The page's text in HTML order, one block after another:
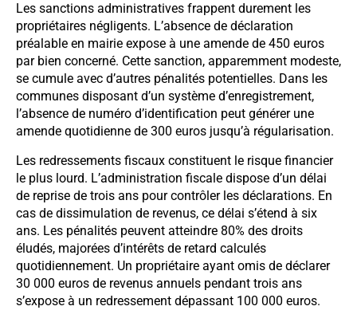
Les sanctions administratives frappent durement les
propriétaires négligents. L’absence de déclaration
préalable en mairie expose à une amende de 450 euros
par bien concerné. Cette sanction, apparemment modeste,
se cumule avec d’autres pénalités potentielles. Dans les
communes disposant d’un système d’enregistrement,
l’absence de numéro d’identification peut générer une
amende quotidienne de 300 euros jusqu’à régularisation.
Les redressements fiscaux constituent le risque financier
le plus lourd. L’administration fiscale dispose d’un délai
de reprise de trois ans pour contrôler les déclarations. En
cas de dissimulation de revenus, ce délai s’étend à six
ans. Les pénalités peuvent atteindre 80% des droits
éludés, majorées d’intérêts de retard calculés
quotidiennement. Un propriétaire ayant omis de déclarer
30 000 euros de revenus annuels pendant trois ans
s’expose à un redressement dépassant 100 000 euros.